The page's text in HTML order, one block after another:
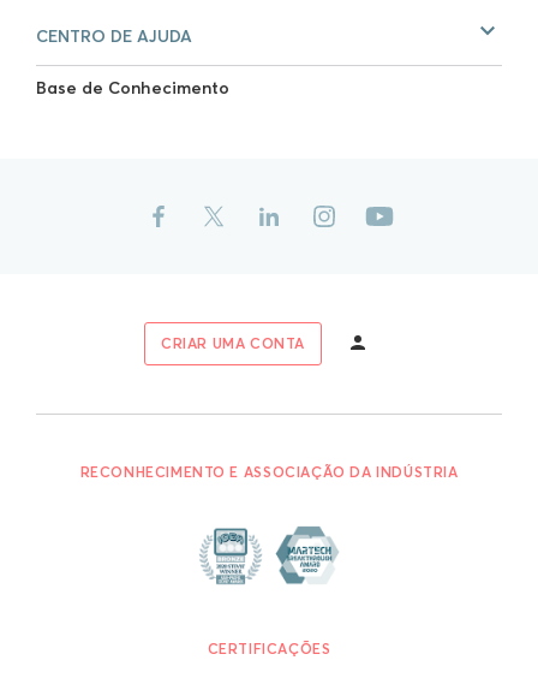
CENTRO DE AJUDA
Base de Conhecimento
CRIAR UMA CONTA
RECONHECIMENTO E ASSOCIAÇÃO DA INDÚSTRIA
CERTIFICAÇÕES